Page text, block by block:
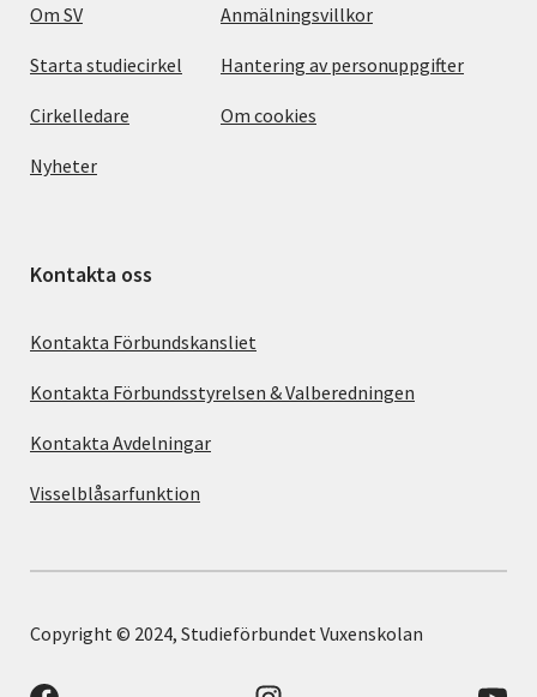
Om SV
Starta studiecirkel
Cirkelledare
Nyheter
Anmälningsvillkor
Hantering av personuppgifter
Om cookies
Kontakta oss
Kontakta Förbundskansliet
Kontakta Förbundsstyrelsen & Valberedningen
Kontakta Avdelningar
Visselblåsarfunktion
Copyright © 2024, Studieförbundet Vuxenskolan